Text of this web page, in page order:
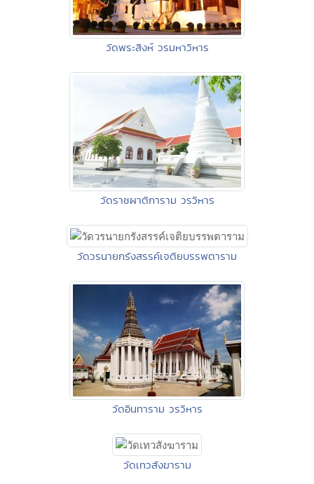
วัดพระสิงห์ วรมหาวิหาร
วัดราชผาติการาม วรวิหาร
วัดวรนายกรังสรรค์เจติยบรรพตาราม
วัดอินทาราม วรวิหาร
วัดเทวสังฆาราม